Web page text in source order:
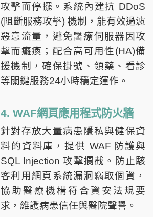
攻擊而停擺。系統內建抗 DDoS
(阻斷服務攻擊) 機制，能有效過濾
惡意流量，避免醫療伺服器因攻
擊而癱瘓；配合高可用性(HA)備
援機制，確保掛號、領藥、看診
等關鍵服務24小時穩定運作。
4. WAF網頁應用程式防火牆
針對存放大量病患隱私與健保資
料的資料庫，提供 WAF 防護與
SQL Injection 攻擊攔截。防止駭
客利用網頁系統漏洞竊取個資，
協助醫療機構符合資安法規要
求，維護病患信任與醫院聲譽。